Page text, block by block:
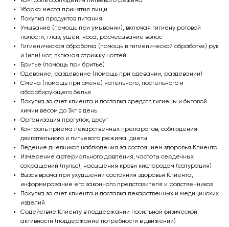
Уборка места принятия пищи
Покупка продуктов питания
Умывание (помощь при умывании), включая гигиену ротовой
полости, глаз, ушей, носа, расчесывание волос
Гигиеническая обработка (помощь в гигиенической обработке) рук
и (или) ног, включая стрижку ногтей
Бритье (помощь при бритье)
Одевание, раздевание (помощь при одевании, раздевании)
Смена (помощь при смене) нательного, постельного и
абсорбирующего белья
Покупка за счет клиента и доставка средств гигиены и бытовой
химии весом до 3кг в день
Организация прогулок, досуг
Контроль приема лекарственных препаратов, соблюдения
двигательного и питьевого режима, диеты
Ведение дневников наблюдения за состоянием здоровья Клиента
Измерение артериального давления, частоты сердечных
сокращений (пульс), насыщения крови кислородом (сатурация)
Вызов врача при ухудшении состояния здоровья Клиента,
информирование его законного представителя и родственников
Покупка за счет клиента и доставка лекарственных и медицинских
изделий
Содействие Клиенту в поддержании посильной физической
активности (поддержание потребности в движении)